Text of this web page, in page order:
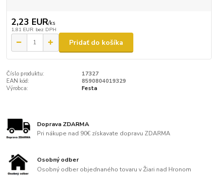
2,23 EUR/ks
1,81 EUR bez DPH
Pridať do košíka
Číslo produktu:
17327
EAN kód:
8590804019329
Výrobca:
Festa
Doprava ZDARMA
Pri nákupe nad 90€ získavate dopravu ZDARMA
Osobný odber
Osobný odber objednaného tovaru v Žiari nad Hronom